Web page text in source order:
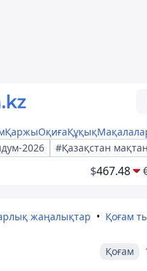
ҚаржыОқиғаҚұқық
2026
#Қазақстан
$467.48
жаңалықтар Қоғам
Қоғам